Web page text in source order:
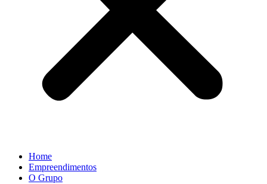
Home
Empreendimentos
O Grupo